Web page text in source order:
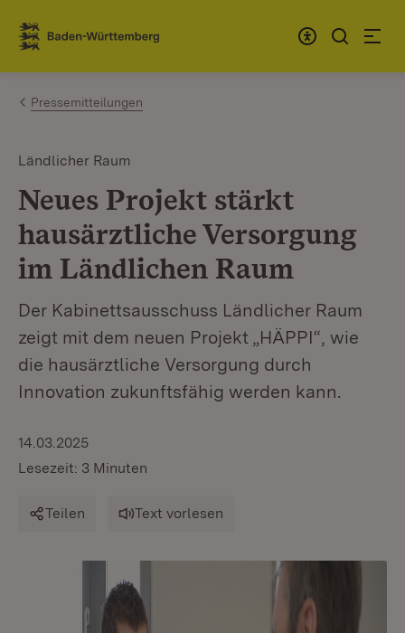
Zum Inhalt springen
Link zur Startseite
Pressemitteilungen
Ländlicher Raum
Neues Projekt stärkt
hausärztliche Versorgung
im Ländlichen Raum
Der Kabinettsausschuss Ländlicher Raum
zeigt mit dem neuen Projekt „HÄPPI“, wie
die hausärztliche Versorgung durch
Innovation zukunftsfähig werden kann.
14.03.2025
Lesezeit: 3 Minuten
Teilen Text vorlesen